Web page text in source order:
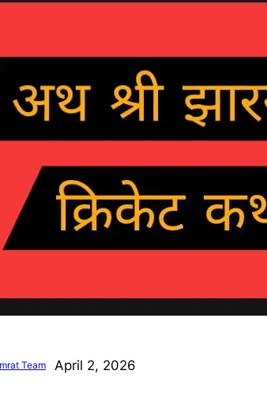
Team April 2, 2026